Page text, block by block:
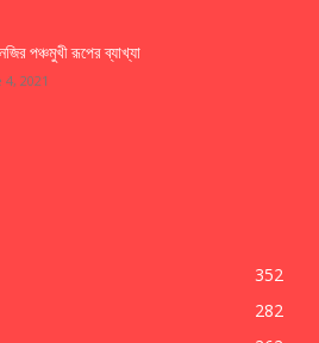
পঞ্চমুখী রূপের ব্যাখ্যা
4, 2021
352
282